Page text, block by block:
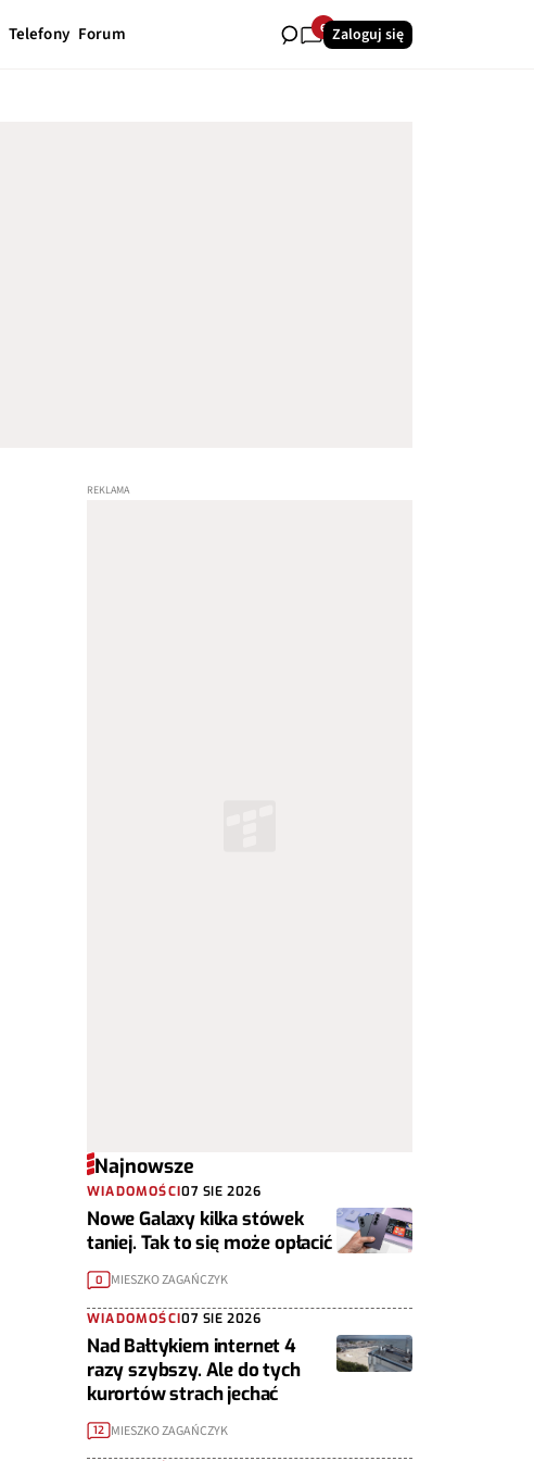
Telefony Forum 6 Zaloguj się
Najnowsze
WIADOMOŚCI07 SIE 2026
Nowe Galaxy kilka stówek
taniej. Tak to się może opłacić
0 MIESZKO ZAGAŃCZYK
WIADOMOŚCI07 SIE 2026
Nad Bałtykiem internet 4
razy szybszy. Ale do tych
kurortów strach jechać
12 MIESZKO ZAGAŃCZYK